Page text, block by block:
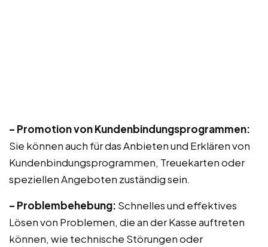
– Promotion von Kundenbindungsprogrammen:
Sie können auch für das Anbieten und Erklären von
Kundenbindungsprogrammen, Treuekarten oder
speziellen Angeboten zuständig sein.
– Problembehebung: Schnelles und effektives
Lösen von Problemen, die an der Kasse auftreten
können, wie technische Störungen oder